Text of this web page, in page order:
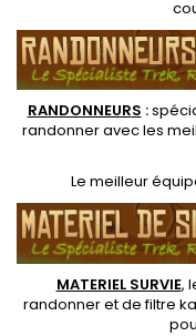
RANDONNEURS :
randonner avec les
Le meilleur
MATERIEL SURVIE,
randonneret defiltre